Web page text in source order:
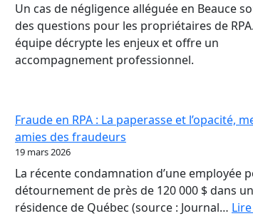
Un cas de négligence alléguée en Beauce
des questions pour les propriétaires de
équipe décrypte les enjeux et offre un
accompagnement professionnel.
Fraude en RPA : La paperasse et l’opacité,
amies des fraudeurs
19 mars 2026
La récente condamnation d’une employée
détournement de près de 120 000 $ dans
résidence de Québec (source : Journal…